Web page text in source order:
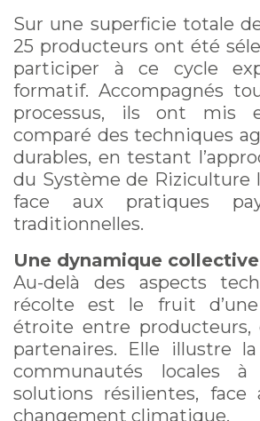
Sur une superficie totale
25 producteurs ont été
participer à ce cycle
formatif. Accompagnés
processus, ils ont mis
comparé des techniques
durables, en testant
du Système de Riziculture
face aux pratiques
traditionnelles.
Une dynamique
Au-delà des aspects
récolte est le fruit d’une
étroite entre producteurs,
partenaires. Elle illustre
communautés locales
solutions résilientes,
changement climatique.